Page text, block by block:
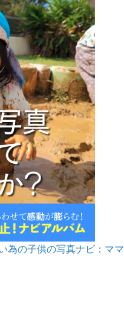
為の子供の写真ナビ：ママ